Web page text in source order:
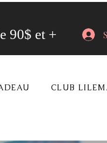
90$ et +
CLUB